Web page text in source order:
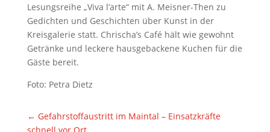
Lesungsreihe „Viva l’arte“ mit A. Meisner-Then zu
Gedichten und Geschichten über Kunst in der
Kreisgalerie statt. Chrischa’s Café hält wie gewohnt
Getränke und leckere hausgebackene Kuchen für die
Gäste bereit.
Foto: Petra Dietz
← Gefahrstoffaustritt im Maintal – Einsatzkräfte
schnell vor Ort